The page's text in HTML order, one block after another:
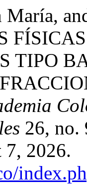
María,
TIPO
26, no.
7, 2026.